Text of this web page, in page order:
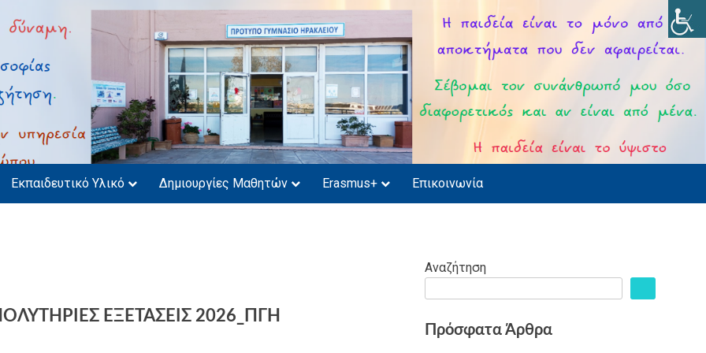
Εκπαιδευτικό Υλικό Δημιουργίες Μαθητών Erasmus+ Επικοινωνία
ΕΞΕΤΑΣΕΙΣ 2026_ΠΓΗ
Αναζήτηση
Πρόσφατα Άρθρα